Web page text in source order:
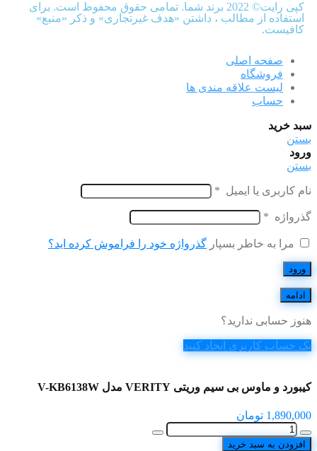
کپی رایت© 2022 برند شما. تمامی حقوق محفوظ است. برای
استفاده از مطالب ، داشتن «هدف غیرتجاری» و ذکر «منبع»
کافیست.
صفحه اصلی
فروشگاه
لیست علاقه مندی ها
حساب
سبد خرید
بستن
ورود
بستن
نام کاربری یا ایمیل *
گذرواژه *
مرا به خاطر بسپار گذرواژه خود را فراموش کرده اید؟
ورود
ادامه
هنوز حسابی ندارید؟
یک حساب کاربری ایجاد کنید
کیبورد و ماوس بی سیم وریتی VERITY مدل V-KB6138W
1,890,000 تومان
افزودن به سبد خرید